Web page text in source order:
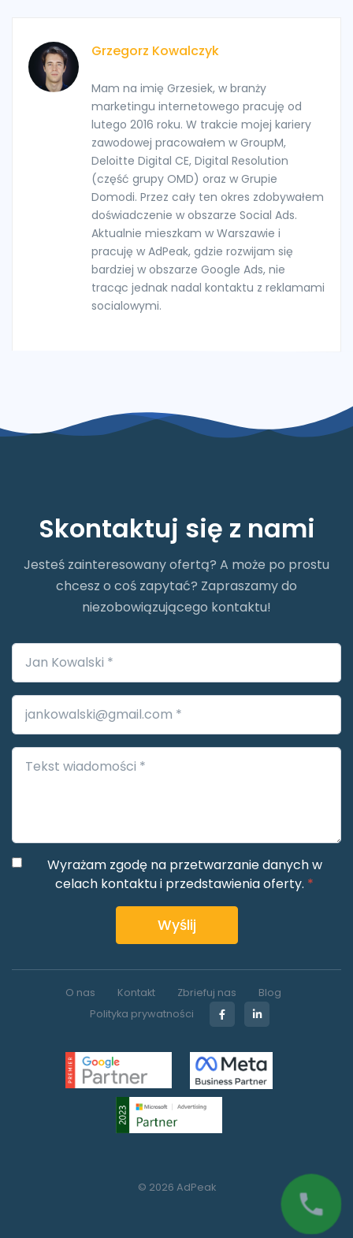
Grzegorz Kowalczyk
Mam na imię Grzesiek, w branży
marketingu internetowego pracuję od
lutego 2016 roku. W trakcie mojej kariery
zawodowej pracowałem w GroupM,
Deloitte Digital CE, Digital Resolution
(część grupy OMD) oraz w Grupie
Domodi. Przez cały ten okres zdobywałem
doświadczenie w obszarze Social Ads.
Aktualnie mieszkam w Warszawie i
pracuję w AdPeak, gdzie rozwijam się
bardziej w obszarze Google Ads, nie
tracąc jednak nadal kontaktu z reklamami
socialowymi.
Skontaktuj się z nami
Jesteś zainteresowany ofertą? A może po prostu
chcesz o coś zapytać? Zapraszamy do
niezobowiązującego kontaktu!
Wyrażam zgodę na przetwarzanie danych w
celach kontaktu i przedstawienia oferty. *
Wyślij
O nas Kontakt Zbriefuj nas
Blog
Polityka prywatności
© 2026 AdPeak